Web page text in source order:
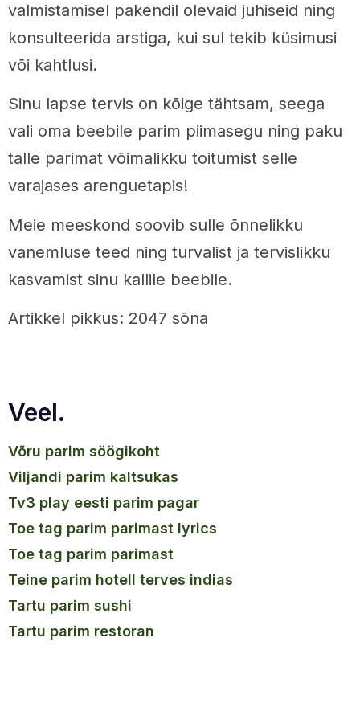
valmistamisel pakendil olevaid juhiseid ning
konsulteerida arstiga, kui sul tekib küsimusi
või kahtlusi.
Sinu lapse tervis on kõige tähtsam, seega
vali oma beebile parim piimasegu ning paku
talle parimat võimalikku toitumist selle
varajases arenguetapis!
Meie meeskond soovib sulle õnnelikku
vanemluse teed ning turvalist ja tervislikku
kasvamist sinu kallile beebile.
Artikkel pikkus: 2047 sõna
Veel.
võru parim söögikoht
viljandi parim kaltsukas
tv3 play eesti parim pagar
toe tag parim parimast lyrics
toe tag parim parimast
teine parim hotell terves indias
tartu parim sushi
tartu parim restoran